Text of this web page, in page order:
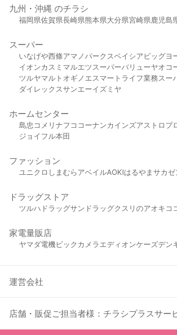
九州・沖縄 のチラシ
福岡県佐賀県長崎県熊本県大分県宮崎県鹿児島
スーパー
いなげや西條アマノパークスベイシア ビッグヨ
イオンカスミ マルエツスーパーバリューヤオコ
ツルヤマルト オギノ エスマート ライフ業務スー
ダイレックスサンエーイズミヤ
ホームセンター
島忠 コメリ ナフコ コーナンカインズアストロプ
ジョイフル本田
ファッション
ユニクロ しまむら アベイルAOKIはるやま サカゼ
ドラッグストア
ツルハドラッグサンドラッグクスリのアオキ コ
家電量販店
ヤマダ電機ビックカメラ エディオンケーズデン
運営会社
店舗・販促ご担当者様：チラシプラスサー